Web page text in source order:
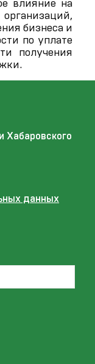
влияние на
бизнеса и
по уплате
получения
Хабаровского
данных